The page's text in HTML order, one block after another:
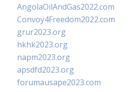
AngolaOilAndGas2022.com
Convoy4Freedom2022.com
grur2023.org
hkhk2023.org
napm2023.org
apsdfd2023.org
forumausape2023.com